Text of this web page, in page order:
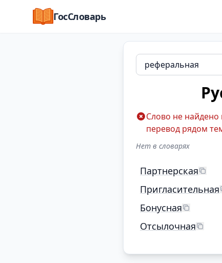
ГосСловарь
Слово не найдено
перевод рядом
Нет в словарях
Партнерская
Пригласительная
Бонусная
Отсылочная